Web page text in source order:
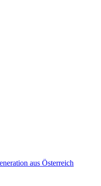
aus Österreich